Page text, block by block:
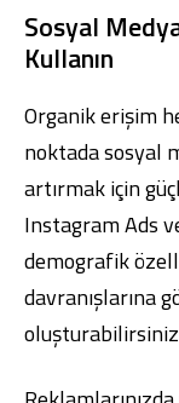
Sosyal
Kullanın
Organik erişim
noktada sosyal
artırmak için
Instagram Ads
demografik
davranışlarına